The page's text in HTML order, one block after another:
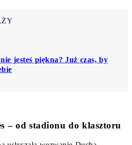
jesteś piękna? Już czas, by
– od stadionu do klasztoru